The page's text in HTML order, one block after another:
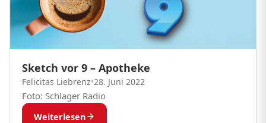
Sketch vor 9 – Apotheke
Felicitas Liebrenz•28. Juni 2022
Foto: Schlager Radio
Weiterlesen